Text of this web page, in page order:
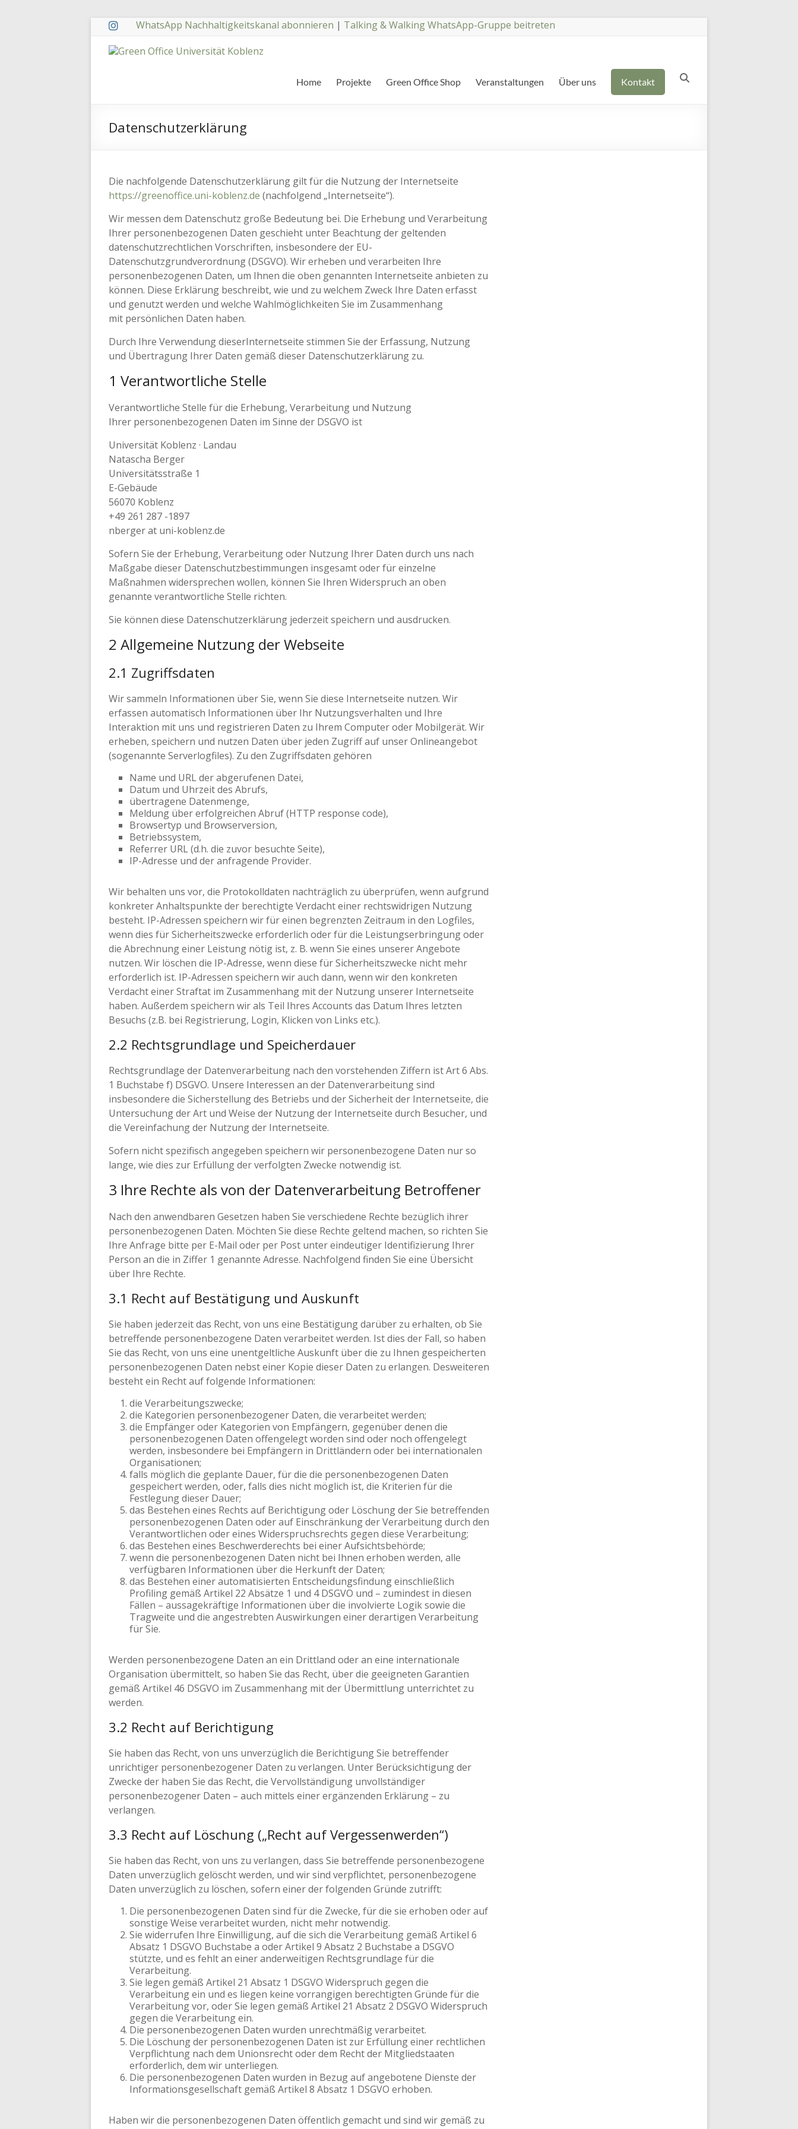
Zum
Inhalt
springen
WhatsApp Nachhaltigkeitskanal abonnieren | Talking & Walking WhatsApp-Gruppe beitreten
Green
Koblenz
Home Projekte Green Office Shop Veranstaltungen Über uns Kontakt
Datenschutzerklärung
Die nachfolgende Datenschutzerklärung gilt für die Nutzung der Internetseite
https://greenoffice.uni-koblenz.de (nachfolgend „Internetseite“).
Wir messen dem Datenschutz große Bedeutung bei. Die Erhebung und Verarbeitung
Ihrer personenbezogenen Daten geschieht unter Beachtung der geltenden
datenschutzrechtlichen Vorschriften, insbesondere der EU-
Datenschutzgrundverordnung (DSGVO). Wir erheben und verarbeiten Ihre
personenbezogenen Daten, um Ihnen die oben genannten Internetseite anbieten zu
können. Diese Erklärung beschreibt, wie und zu welchem Zweck Ihre Daten erfasst
und genutzt werden und welche Wahlmöglichkeiten Sie im Zusammenhang
mit persönlichen Daten haben.
Durch Ihre Verwendung dieserInternetseite stimmen Sie der Erfassung, Nutzung
und Übertragung Ihrer Daten gemäß dieser Datenschutzerklärung zu.
1 Verantwortliche Stelle
Verantwortliche Stelle für die Erhebung, Verarbeitung und Nutzung
Ihrer personenbezogenen Daten im Sinne der DSGVO ist
Universität Koblenz · Landau
Natascha Berger
Universitätsstraße 1
E-Gebäude
56070 Koblenz
+49 261 287 -1897
nberger at uni-koblenz.de
Sofern Sie der Erhebung, Verarbeitung oder Nutzung Ihrer Daten durch uns nach
Maßgabe dieser Datenschutzbestimmungen insgesamt oder für einzelne
Maßnahmen widersprechen wollen, können Sie Ihren Widerspruch an oben
genannte verantwortliche Stelle richten.
Sie können diese Datenschutzerklärung jederzeit speichern und ausdrucken.
2 Allgemeine Nutzung der Webseite
2.1 Zugriffsdaten
Wir sammeln Informationen über Sie, wenn Sie diese Internetseite nutzen. Wir
erfassen automatisch Informationen über Ihr Nutzungsverhalten und Ihre
Interaktion mit uns und registrieren Daten zu Ihrem Computer oder Mobilgerät. Wir
erheben, speichern und nutzen Daten über jeden Zugriff auf unser Onlineangebot
(sogenannte Serverlogfiles). Zu den Zugriffsdaten gehören
Name und URL der abgerufenen Datei,
Datum und Uhrzeit des Abrufs,
übertragene Datenmenge,
Meldung über erfolgreichen Abruf (HTTP response code),
Browsertyp und Browserversion,
Betriebssystem,
Referrer URL (d.h. die zuvor besuchte Seite),
IP-Adresse und der anfragende Provider.
Wir behalten uns vor, die Protokolldaten nachträglich zu überprüfen, wenn aufgrund
konkreter Anhaltspunkte der berechtigte Verdacht einer rechtswidrigen Nutzung
besteht. IP-Adressen speichern wir für einen begrenzten Zeitraum in den Logfiles,
wenn dies für Sicherheitszwecke erforderlich oder für die Leistungserbringung oder
die Abrechnung einer Leistung nötig ist, z. B. wenn Sie eines unserer Angebote
nutzen. Wir löschen die IP-Adresse, wenn diese für Sicherheitszwecke nicht mehr
erforderlich ist. IP-Adressen speichern wir auch dann, wenn wir den konkreten
Verdacht einer Straftat im Zusammenhang mit der Nutzung unserer Internetseite
haben. Außerdem speichern wir als Teil Ihres Accounts das Datum Ihres letzten
Besuchs (z.B. bei Registrierung, Login, Klicken von Links etc.).
2.2 Rechtsgrundlage und Speicherdauer
Rechtsgrundlage der Datenverarbeitung nach den vorstehenden Ziffern ist Art 6 Abs.
1 Buchstabe f) DSGVO. Unsere Interessen an der Datenverarbeitung sind
insbesondere die Sicherstellung des Betriebs und der Sicherheit der Internetseite, die
Untersuchung der Art und Weise der Nutzung der Internetseite durch Besucher, und
die Vereinfachung der Nutzung der Internetseite.
Sofern nicht spezifisch angegeben speichern wir personenbezogene Daten nur so
lange, wie dies zur Erfüllung der verfolgten Zwecke notwendig ist.
3 Ihre Rechte als von der Datenverarbeitung Betroffener
Nach den anwendbaren Gesetzen haben Sie verschiedene Rechte bezüglich ihrer
personenbezogenen Daten. Möchten Sie diese Rechte geltend machen, so richten Sie
Ihre Anfrage bitte per E-Mail oder per Post unter eindeutiger Identifizierung Ihrer
Person an die in Ziffer 1 genannte Adresse. Nachfolgend finden Sie eine Übersicht
über Ihre Rechte.
3.1 Recht auf Bestätigung und Auskunft
Sie haben jederzeit das Recht, von uns eine Bestätigung darüber zu erhalten, ob Sie
betreffende personenbezogene Daten verarbeitet werden. Ist dies der Fall, so haben
Sie das Recht, von uns eine unentgeltliche Auskunft über die zu Ihnen gespeicherten
personenbezogenen Daten nebst einer Kopie dieser Daten zu erlangen. Desweiteren
besteht ein Recht auf folgende Informationen:
die Verarbeitungszwecke;
die Kategorien personenbezogener Daten, die verarbeitet werden;
die Empfänger oder Kategorien von Empfängern, gegenüber denen die
personenbezogenen Daten offengelegt worden sind oder noch offengelegt
werden, insbesondere bei Empfängern in Drittländern oder bei internationalen
Organisationen;
falls möglich die geplante Dauer, für die die personenbezogenen Daten
gespeichert werden, oder, falls dies nicht möglich ist, die Kriterien für die
Festlegung dieser Dauer;
das Bestehen eines Rechts auf Berichtigung oder Löschung der Sie betreffenden
personenbezogenen Daten oder auf Einschränkung der Verarbeitung durch den
Verantwortlichen oder eines Widerspruchsrechts gegen diese Verarbeitung;
das Bestehen eines Beschwerderechts bei einer Aufsichtsbehörde;
wenn die personenbezogenen Daten nicht bei Ihnen erhoben werden, alle
verfügbaren Informationen über die Herkunft der Daten;
das Bestehen einer automatisierten Entscheidungsfindung einschließlich
Profiling gemäß Artikel 22 Absätze 1 und 4 DSGVO und – zumindest in diesen
Fällen – aussagekräftige Informationen über die involvierte Logik sowie die
Tragweite und die angestrebten Auswirkungen einer derartigen Verarbeitung
für Sie.
Werden personenbezogene Daten an ein Drittland oder an eine internationale
Organisation übermittelt, so haben Sie das Recht, über die geeigneten Garantien
gemäß Artikel 46 DSGVO im Zusammenhang mit der Übermittlung unterrichtet zu
werden.
3.2 Recht auf Berichtigung
Sie haben das Recht, von uns unverzüglich die Berichtigung Sie betreffender
unrichtiger personenbezogener Daten zu verlangen. Unter Berücksichtigung der
Zwecke der haben Sie das Recht, die Vervollständigung unvollständiger
personenbezogener Daten – auch mittels einer ergänzenden Erklärung – zu
verlangen.
3.3 Recht auf Löschung („Recht auf Vergessenwerden“)
Sie haben das Recht, von uns zu verlangen, dass Sie betreffende personenbezogene
Daten unverzüglich gelöscht werden, und wir sind verpflichtet, personenbezogene
Daten unverzüglich zu löschen, sofern einer der folgenden Gründe zutrifft:
Die personenbezogenen Daten sind für die Zwecke, für die sie erhoben oder auf
sonstige Weise verarbeitet wurden, nicht mehr notwendig.
Sie widerrufen Ihre Einwilligung, auf die sich die Verarbeitung gemäß Artikel 6
Absatz 1 DSGVO Buchstabe a oder Artikel 9 Absatz 2 Buchstabe a DSGVO
stützte, und es fehlt an einer anderweitigen Rechtsgrundlage für die
Verarbeitung.
Sie legen gemäß Artikel 21 Absatz 1 DSGVO Widerspruch gegen die
Verarbeitung ein und es liegen keine vorrangigen berechtigten Gründe für die
Verarbeitung vor, oder Sie legen gemäß Artikel 21 Absatz 2 DSGVO Widerspruch
gegen die Verarbeitung ein.
Die personenbezogenen Daten wurden unrechtmäßig verarbeitet.
Die Löschung der personenbezogenen Daten ist zur Erfüllung einer rechtlichen
Verpflichtung nach dem Unionsrecht oder dem Recht der Mitgliedstaaten
erforderlich, dem wir unterliegen.
Die personenbezogenen Daten wurden in Bezug auf angebotene Dienste der
Informationsgesellschaft gemäß Artikel 8 Absatz 1 DSGVO erhoben.
Haben wir die personenbezogenen Daten öffentlich gemacht und sind wir gemäß zu